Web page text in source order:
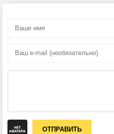
ОТПРАВИТЬ